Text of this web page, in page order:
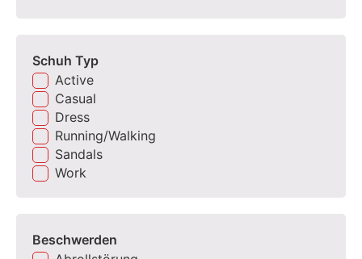
Schuh Typ
Active
Casual
Dress
Running/Walking
Sandals
Work
Beschwerden